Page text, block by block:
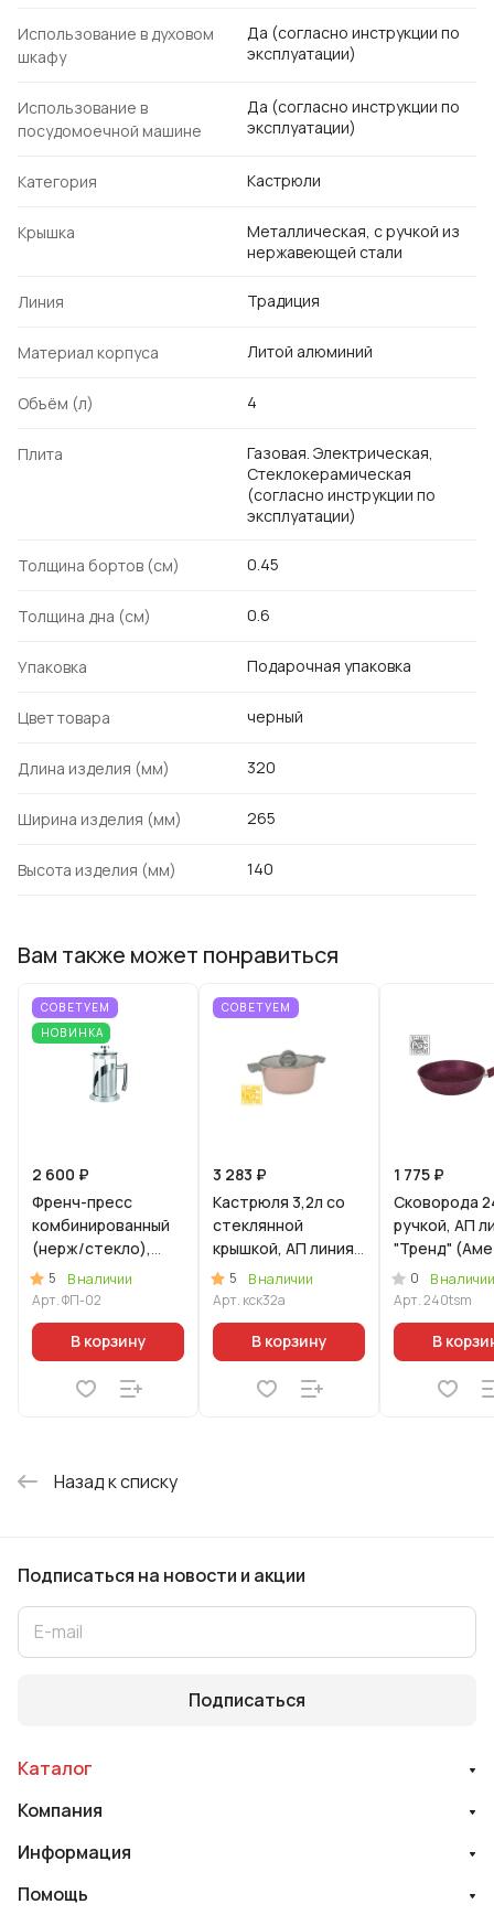
Использование в духовом
шкафу
Да (согласно инструкции по
эксплуатации)
Использование в
посудомоечной машине
Да (согласно инструкции по
эксплуатации)
Категория Кастрюли
Крышка
Металлическая, с ручкой из
нержавеющей стали
Линия Традиция
Материал корпуса Литой алюминий
Объём (л) 4
Плита
Газовая. Электрическая,
Стеклокерамическая
(согласно инструкции по
эксплуатации)
Толщина бортов (см) 0.45
Толщина дна (см) 0.6
Упаковка Подарочная упаковка
Цвет товара черный
Длина изделия (мм) 320
Ширина изделия (мм) 265
Высота изделия (мм) 140
Вам также может понравиться
СОВЕТУЕМ
НОВИНКА
2 600 ₽
Френч-пресс
комбинированный
(нерж/стекло),
1000мл
5
В наличии
Арт.ФП-02
В корзину
СОВЕТУЕМ
3 283 ₽
Кастрюля 3,2л со
стеклянной
крышкой, АП линия
"Стелла"
(капучино)
5
В наличии
Арт. кск32а
В корзину
1 775 ₽
Сковорода
ручкой, АП
"Тренд"
0
В наличии
Арт.240tsm
В
Назад к списку
Подписаться на новости и акции
Подписаться
Каталог
Компания
Информация
Помощь